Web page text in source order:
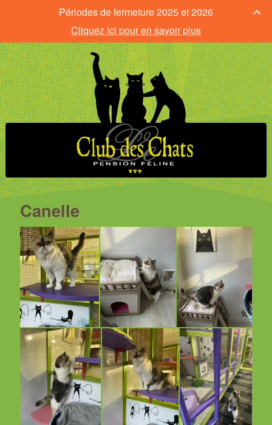
Canelle
Périodes de fermeture 2025 et 2026
Cliquez ici pour en savoir plus